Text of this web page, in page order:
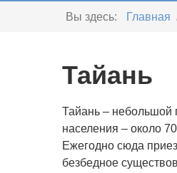
Вы здесь: Главная
Тайань
Тайань – небольшой
населения – около
Ежегодно сюда
безбедное